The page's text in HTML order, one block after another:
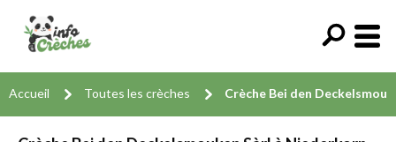
Accueil Toutes les crèches Crèche Bei den